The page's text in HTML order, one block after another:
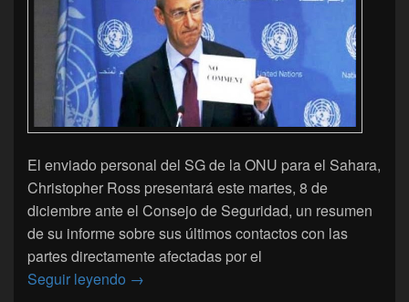
El enviado personal del SG de la ONU para el Sahara,
Christopher Ross presentará este martes, 8 de
diciembre ante el Consejo de Seguridad, un resumen
de su informe sobre sus últimos contactos con las
partes directamente afectadas por el
Seguir leyendo Sáhara-ONU : Informe de Christopher
→